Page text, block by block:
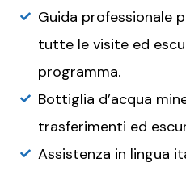
Guida professionale
tutte le visite ed
programma.
Bottiglia d’acqua
trasferimenti ed
Assistenza in lingua